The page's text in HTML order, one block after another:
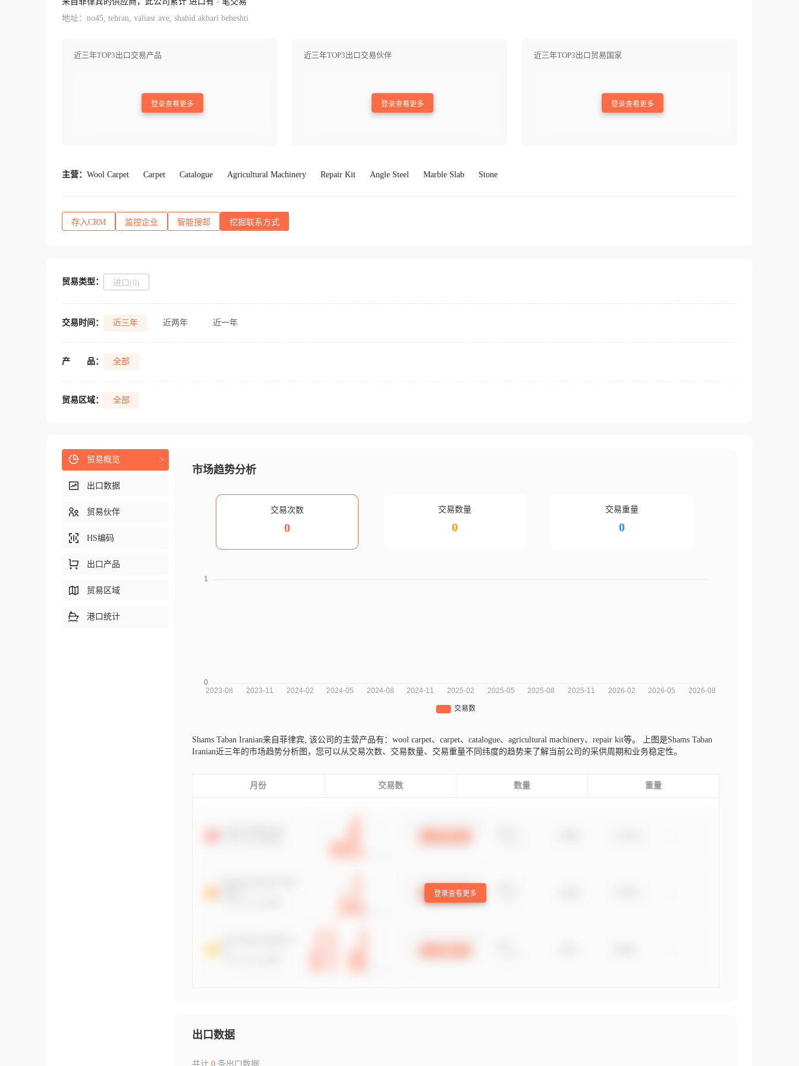
地址：no45, tehran, valiasr ave, shahid akbari beheshti
近三年TOP3出口交易产品
登录查看更多
近三年TOP3出口交易伙伴
登录查看更多
近三年TOP3出口贸易国家
登录查看更多
主营： Wool Carpet Carpet Catalogue Agricultural Machinery Repair Kit Angle Steel Marble Slab Stone
存入CRM 监控企业 智能搜邮 挖掘联系方式
贸易类型： 进口(0)
交易时间： 近三年 近两年 近一年
产 品： 全部
贸易区域： 全部
市场趋势分析
交易次数
0
交易数量
0
交易重量
0
Shams Taban Iranian来自菲律宾, 该公司的主营产品有：wool carpet、carpet、catalogue、agricultural machinery、repair kit等。
上图是Shams Taban
Iranian近三年的市场趋势分析图，您可以从交易次数、交易数量、交易重量不同纬度的趋势来了解当前公司的采供周期和业务稳定性。
月份 交易数 数量 重量
登录查看更多
出口数据
共计 0条出口数据
贸易概览 >
出口数据
贸易伙伴
HS编码
出口产品
贸易区域
港口统计